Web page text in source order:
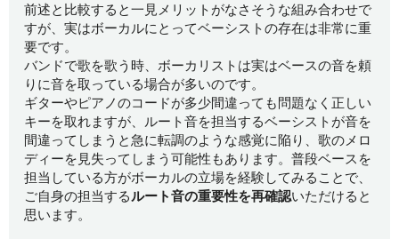
前述と比較すると一見メリットがなさそうな組み合わせで
すが、実はボーカルにとってベーシストの存在は非常に重
要です。
バンドで歌を歌う時、ボーカリストは実はベースの音を頼
りに音を取っている場合が多いのです。
ギターやピアノのコードが多少間違っても問題なく正しい
キーを取れますが、ルート音を担当するベーシストが音を
間違ってしまうと急に転調のような感覚に陥り、歌のメロ
ディーを見失ってしまう可能性もあります。普段ベースを
担当している方がボーカルの立場を経験してみることで、
ご自身の担当するルート音の重要性を再確認いただけると
思います。